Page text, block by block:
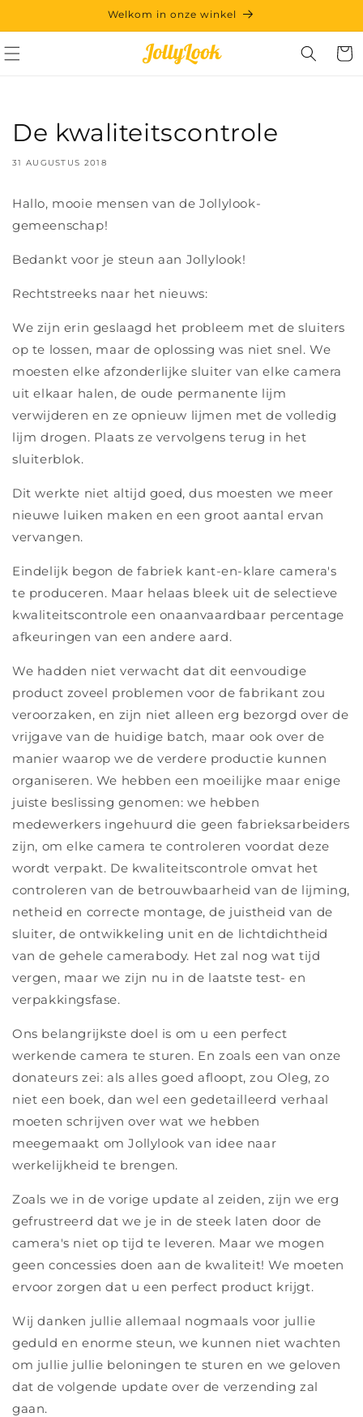
content
Welkom in onze winkel
De kwaliteitscontrole
31 AUGUSTUS 2018
Hallo, mooie mensen van de Jollylook-
gemeenschap!
Bedankt voor je steun aan Jollylook!
Rechtstreeks naar het nieuws:
We zijn erin geslaagd het probleem met de sluiters
op te lossen, maar de oplossing was niet snel. We
moesten elke afzonderlijke sluiter van elke camera
uit elkaar halen, de oude permanente lijm
verwijderen en ze opnieuw lijmen met de volledig
lijm drogen. Plaats ze vervolgens terug in het
sluiterblok.
Dit werkte niet altijd goed, dus moesten we meer
nieuwe luiken maken en een groot aantal ervan
vervangen.
Eindelijk begon de fabriek kant-en-klare camera's
te produceren. Maar helaas bleek uit de selectieve
kwaliteitscontrole een onaanvaardbaar percentage
afkeuringen van een andere aard.
We hadden niet verwacht dat dit eenvoudige
product zoveel problemen voor de fabrikant zou
veroorzaken, en zijn niet alleen erg bezorgd over de
vrijgave van de huidige batch, maar ook over de
manier waarop we de verdere productie kunnen
organiseren. We hebben een moeilijke maar enige
juiste beslissing genomen: we hebben
medewerkers ingehuurd die geen fabrieksarbeiders
zijn, om elke camera te controleren voordat deze
wordt verpakt. De kwaliteitscontrole omvat het
controleren van de betrouwbaarheid van de lijming,
netheid en correcte montage, de juistheid van de
sluiter, de ontwikkeling unit en de lichtdichtheid
van de gehele camerabody. Het zal nog wat tijd
vergen, maar we zijn nu in de laatste test- en
verpakkingsfase.
Ons belangrijkste doel is om u een perfect
werkende camera te sturen. En zoals een van onze
donateurs zei: als alles goed afloopt, zou Oleg, zo
niet een boek, dan wel een gedetailleerd verhaal
moeten schrijven over wat we hebben
meegemaakt om Jollylook van idee naar
werkelijkheid te brengen.
Zoals we in de vorige update al zeiden, zijn we erg
gefrustreerd dat we je in de steek laten door de
camera's niet op tijd te leveren. Maar we mogen
geen concessies doen aan de kwaliteit! We moeten
ervoor zorgen dat u een perfect product krijgt.
Wij danken jullie allemaal nogmaals voor jullie
geduld en enorme steun, we kunnen niet wachten
om jullie jullie beloningen te sturen en we geloven
dat de volgende update over de verzending zal
gaan.